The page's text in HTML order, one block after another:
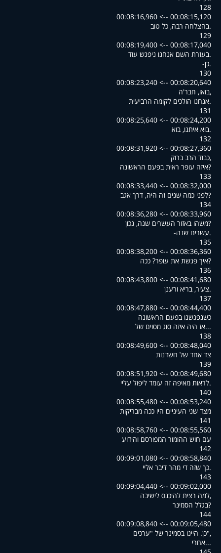
128
00:08:15,120 --> 00:08:16,960
.בהצלחה רבה, כל טוב
129
00:08:17,040 --> 00:08:19,400
.בעזרת השם אנחנו ניפגש עוד
.כן-
130
00:08:20,640 --> 00:08:23,240
,בואו, חבר'ה
.אנחנו הולכים לקומה הרביעית
131
00:08:24,200 --> 00:08:25,640
.בוא איתנו, בוא
132
00:08:27,360 --> 00:08:31,920
,כבוד הרב ברוק
?איזה עופר ראית בפעם הראשונה
133
00:08:32,000 --> 00:08:33,440
?לפני כמה שנים זה היה, דרך אגב
134
00:08:33,960 --> 00:08:36,280
?משהו באזור העשרים שנה, נכון
.עשרים שנה-
135
00:08:36,360 --> 00:08:38,200
?איך פגשת את עופר? ככה
136
00:08:41,680 --> 00:08:43,800
.צעיר, בריא ורענן
137
00:08:44,400 --> 00:08:47,880
כשנפגשנו בפעם הראשונה
...אז היה איזה סוג מסוים של
138
00:08:48,040 --> 00:08:49,600
צד אחד של חשדנות
139
00:08:49,680 --> 00:08:51,920
.לראות מאיפה זה עומד ליפול עליי
140
00:08:53,240 --> 00:08:55,480
מצד שני העיניים היו ככה מבריקות
141
00:08:55,560 --> 00:08:58,760
עם חוש ההומור המפורסם והידוע
142
00:08:58,840 --> 00:09:01,080
.כך שזה די מהר דיבר אליי
143
00:09:02,000 --> 00:09:04,440
,למה רצית להיכנס לישיבה
?בגלל הסמינר
144
00:09:05,480 --> 00:09:08,840
,"כן. היינו בסמינר של "ערכים
...אחרי